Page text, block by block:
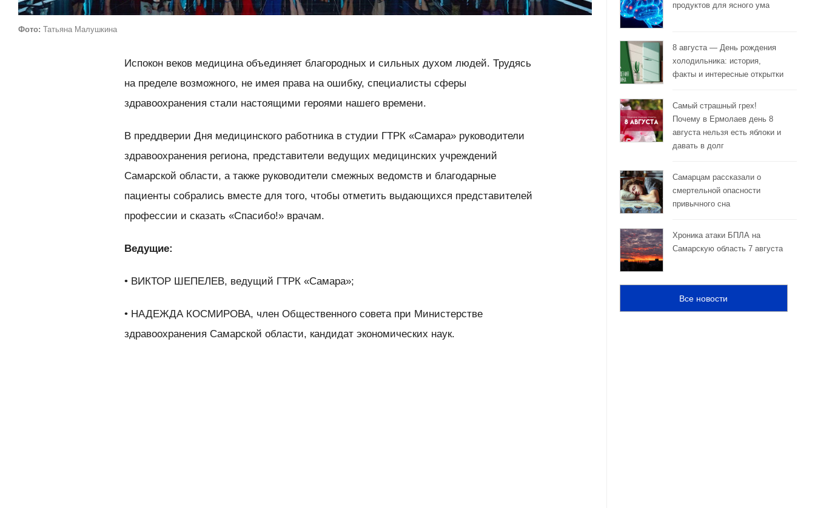
Фото: Татьяна Малушкина
Испокон веков медицина объединяет благородных и сильных духом людей. Трудясь
на пределе возможного, не имея права на ошибку, специалисты сферы
здравоохранения стали настоящими героями нашего времени.
В преддверии Дня медицинского работника в студии ГТРК «Самара» руководители
здравоохранения региона, представители ведущих медицинских учреждений
Самарской области, а также руководители смежных ведомств и благодарные
пациенты собрались вместе для того, чтобы отметить выдающихся представителей
профессии и сказать «Спасибо!» врачам.
Ведущие:
• ВИКТОР ШЕПЕЛЕВ, ведущий ГТРК «Самара»;
• НАДЕЖДА КОСМИРОВА, член Общественного совета при Министерстве
здравоохранения Самарской области, кандидат экономических наук.
продуктов для ясного ума
8 августа — День рождения
холодильника: история,
факты и интересные открытки
Самый страшный грех!
Почему в Ермолаев день 8
августа нельзя есть яблоки и
давать в долг
Самарцам рассказали о
смертельной опасности
привычного сна
Хроника атаки БПЛА на
Самарскую область 7 августа
Все новости